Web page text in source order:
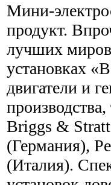
Мини-
продукт.
лучших
установках
двигатели и
Briggs &
(Германия),
(Италия).